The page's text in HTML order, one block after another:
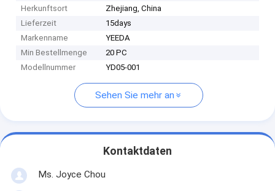
Herkunftsort
Zhejiang, China
Lieferzeit
15days
Markenname
YEEDA
Min Bestellmenge
20 PC
Modellnummer
YD05-001
Sehen Sie mehr an
Kontaktdaten
Ms. Joyce Chou